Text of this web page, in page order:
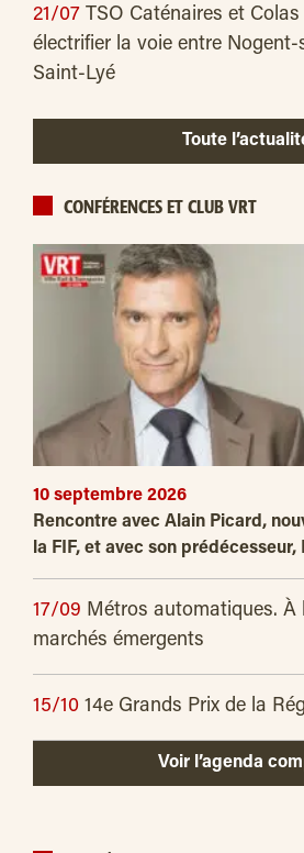
21/07 TSO Caténaires et
électrifier la voie entre Nogent-
Saint-Lyé
Toute
CONFÉRENCES ET CLUB VRT
10 septembre 2026
Rencontre avec Alain Picard,
la FIF, et avec son
17/09 Métros automatiques. À
marchés émergents
15/10 14e Grands Prix de la
Voir l’agenda